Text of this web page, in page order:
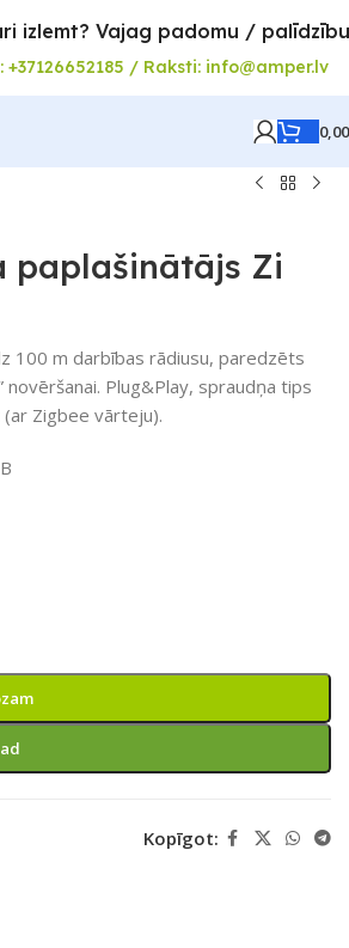
izlemt? Vajag padomu /
+37126652185 / Raksti: info@amper.lv
paplašinātājs Zi
100 m darbības rādiusu, paredzēts
novēršanai. Plug&Play, spraudņa tips
Zigbee vārteju).
Kopīgot: